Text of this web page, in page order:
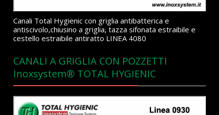
Canali Total Hygienic con griglia antibatterica e
antiscivolo,chiusino a griglia, tazza sifonata estraibile e
cestello estraibile antiratto LINEA 4080
CANALI A GRIGLIA CON POZZETTI
Inoxsystem® TOTAL HYGIENIC